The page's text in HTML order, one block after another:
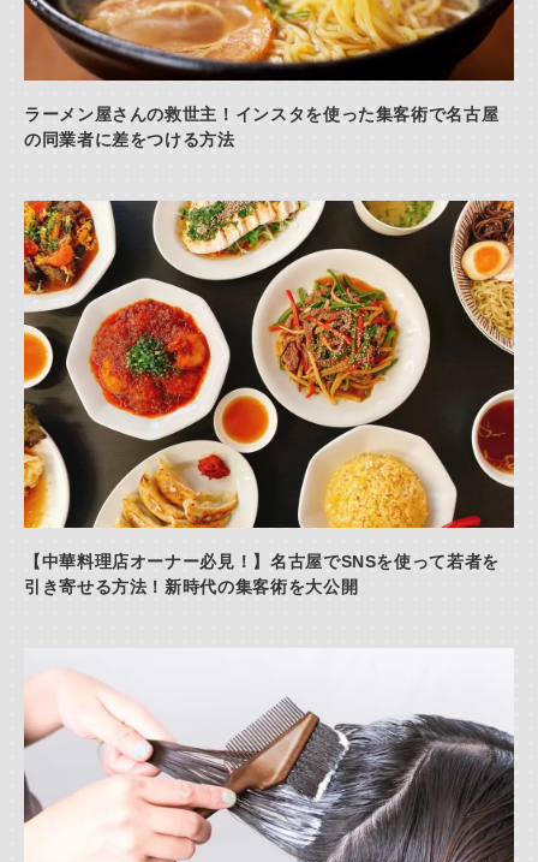
ラーメン屋さんの救世主！インスタを使った集客術で名古屋
の同業者に差をつける方法
【中華料理店オーナー必見！】名古屋でSNSを使って若者を
引き寄せる方法！新時代の集客術を大公開